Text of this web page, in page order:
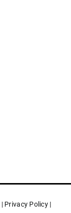
| Privacy Policy|